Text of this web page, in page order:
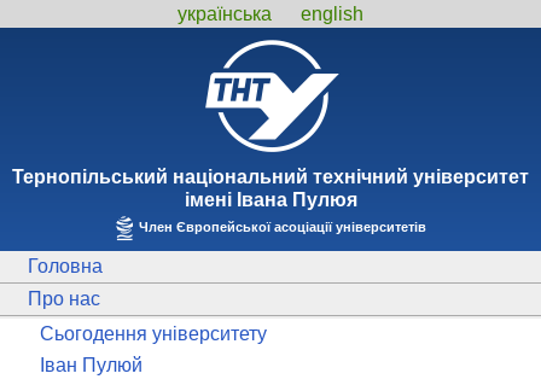
українська english
Тернопiльський національний технiчний унiверситет
iменi Iвана Пулюя
Член Європейської асоціації університетів
Головна
Про нас
Сьогодення університету
Іван Пулюй